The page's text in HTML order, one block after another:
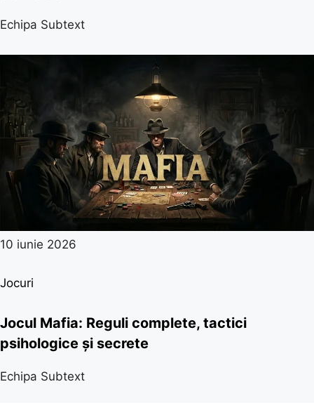
Echipa Subtext
10 iunie 2026
Jocuri
Jocul Mafia: Reguli complete, tactici
psihologice și secrete
Echipa Subtext